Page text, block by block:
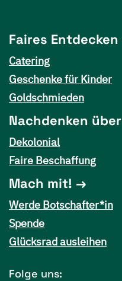
Faires Entdecken
Catering
Geschenke für Kinder
Goldschmieden
Nachdenken über
Dekolonial
Faire Beschaffung
Mach mit!
Werde Botschafter*in
Spende
Glücksrad ausleihen
Folge uns: